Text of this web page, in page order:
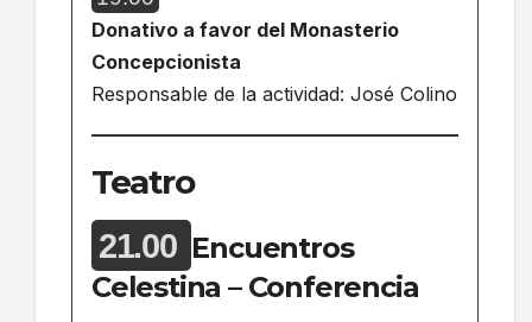
Donativo a favor del Monasterio
Concepcionista
Responsable de la actividad: José Colino
Teatro
21.00 Encuentros
Celestina – Conferencia